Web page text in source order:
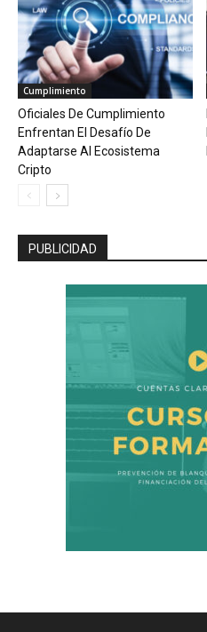
Cumplimiento
Oficiales De Cumplimiento
Enfrentan El Desafío De
Adaptarse Al Ecosistema
Cripto
PUBLICIDAD